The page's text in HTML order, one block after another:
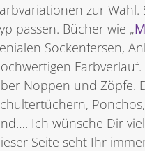
zur
passen. Bücher wie „
Sockenfersen,
Noppen und Zöpfe.
Ich wünsche Dir
Seite seht Ihr